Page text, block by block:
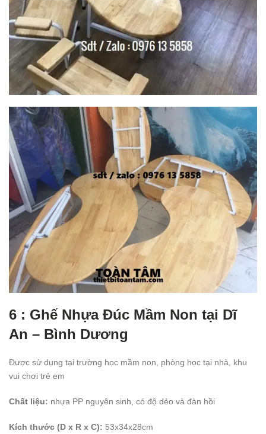
6 : Ghế Nhựa Đúc Mầm Non tại Dĩ
An – Bình Dương
Được sử dụng tại trường học mầm non, phòng học tại nhà, khu
vui chơi trẻ em
Chất liệu: nhựa PP nguyên sinh, có độ dẻo và đàn hồi
Kích thước (D x R x C): 53x34x28cm